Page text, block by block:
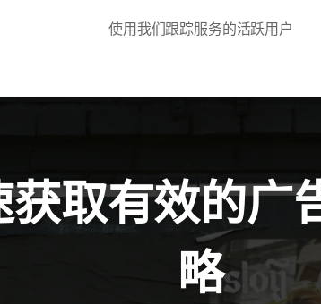
使用我们跟踪服务的活跃用户
取有效的广
略